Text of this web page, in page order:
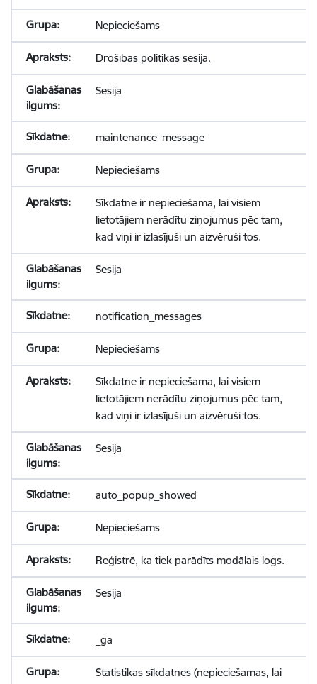
Nepieciešams
Drošības politikas sesija.
Sesija
maintenance_message
Nepieciešams
Sīkdatne ir nepieciešama, lai visiem
lietotājiem nerādītu ziņojumus pēc tam,
kad viņi ir izlasījuši un aizvēruši tos.
Sesija
notification_messages
Nepieciešams
Sīkdatne ir nepieciešama, lai visiem
lietotājiem nerādītu ziņojumus pēc tam,
kad viņi ir izlasījuši un aizvēruši tos.
Sesija
auto_popup_showed
Nepieciešams
Reģistrē, ka tiek parādīts modālais logs.
Sesija
_ga
Statistikas sīkdatnes (nepieciešamas, lai